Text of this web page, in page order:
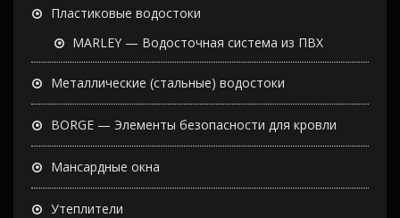
Пластиковые водостоки
MARLEY — Водосточная система из ПВХ
Металлические (стальные) водостоки
BORGE — Элементы безопасности для кровли
Мансардные окна
Утеплители